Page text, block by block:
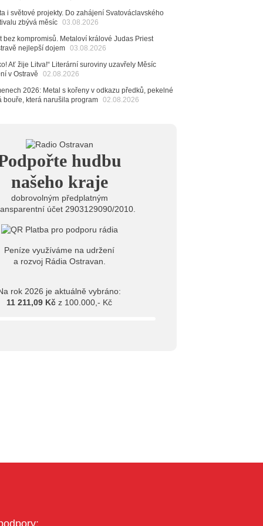
nově zaplatí už jen pomocí čipů
Tanja vydala nové EP Plamen VIDEO
Midnight v Rádiu Ostravan: Od minulého roku
naši show
AUDIO
Novou Osmičku míří Bára Zmeková Trio. Výrazná
alternativní scény zahraje ve Frýdku-Místku
Open Music: Klubová scéna na festivalu
i Beatles
i světové projekty. Do zahájení Svatováclavského
zbývá měsíc 03.08.2026
bez kompromisů. Metaloví králové Judas Priest
nejlepší dojem 03.08.2026
Ať žije Litva!“ Literární suroviny uzavřely Měsíc
v Ostravě
02.08.2026
2026: Metal s kořeny v odkazu předků, pekelné
bouře, která narušila program 02.08.2026
hudbu
našeho kraje
dobrovolným předplatným
účet 2903129090/2010.
Peníze využíváme na udržení
a rozvoj Rádia Ostravan.
rok 2026 je aktuálně vybráno:
11 211,09 Kč z 100.000,- Kč